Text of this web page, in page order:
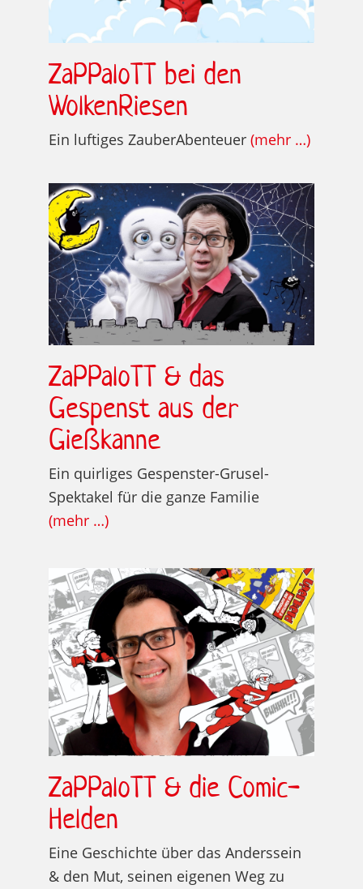
ZaPPaloTT bei den
WolkenRiesen
Ein luftiges ZauberAbenteuer (mehr …)
ZaPPaloTT & das
Gespenst aus der
Gießkanne
Ein quirliges Gespenster-Grusel-
Spektakel für die ganze Familie
(mehr …)
ZaPPaloTT & die Comic-
Helden
Eine Geschichte über das Anderssein
& den Mut, seinen eigenen Weg zu